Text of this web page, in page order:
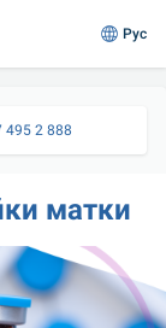
Рус
495 2 888
матки